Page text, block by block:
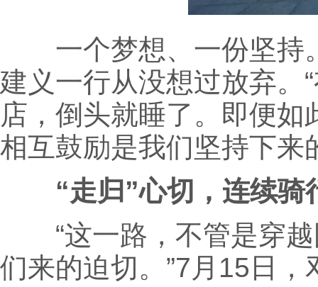
一个梦想、一份坚持
建义一行从没想过放弃。
店，倒头就睡了。即便如
相互鼓励是我们坚持下来
“走归”心切，连续骑
“这一路，不管是穿越
们来的迫切。”7月15日